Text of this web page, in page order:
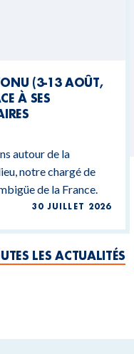
(3-13 AOÛT,
À SES
autour de la
notre chargé de
de la France.
30 JUILLET 2026
LES ACTUALITÉS